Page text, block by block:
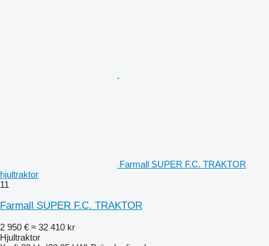
Farmall SUPER F.C. TRAKTOR
hjultraktor
11
Farmall SUPER F.C. TRAKTOR
2 950 € ≈ 32 410 kr
Hjultraktor